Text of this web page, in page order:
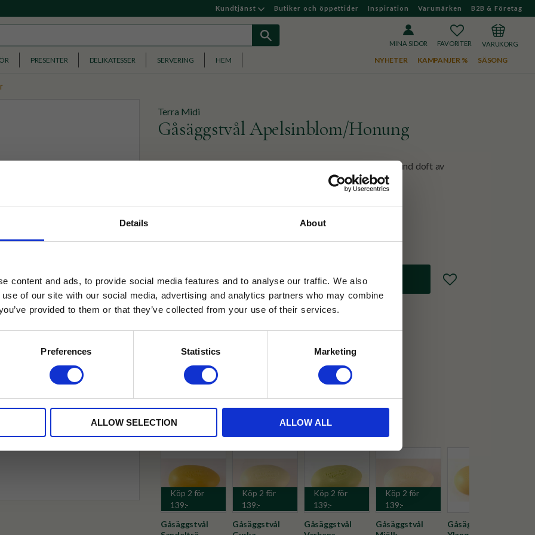
Details About
content and ads, to provide social media features and to analyse our traffic. We also
of our site with our social media, advertising and analytics partners who may combine
provided to them or that they’ve collected from your use of their services.
Preferences Statistics Marketing
ALLOW SELECTION ALLOW ALL
Kundtjänst Butiker och öppettider Inspiration Varumärken B2B & Företag
MINA SIDOR
FAVORITERKUNDVAGN
PRESENTER DELIKATESSER SERVERING HEM NYHETER KAMPANJER % SÄSONG
Terra Midi
Gåsäggstvål Apelsinblom/Honung
En mjuk, återfuktande fast tvål från Terra Midi med härligt rund doft av
79
Lägg till i favoriter
✓ Fri frakt över 399 kr
✓ Betala direkt eller inom 30 dagar
Visa alla produkter från Terra Midi
Köp 2 för
139:-
Gåsäggstvål
Köp 2 för
139:-
Gåsäggstvål
Köp 2 för
139:-
Gåsäggstvål
Köp 2 för
139:-
Gåsäggstvål
Gåsäggstvål
Läs mer
Rabatten fungerar endast
med andra erbjudanden.